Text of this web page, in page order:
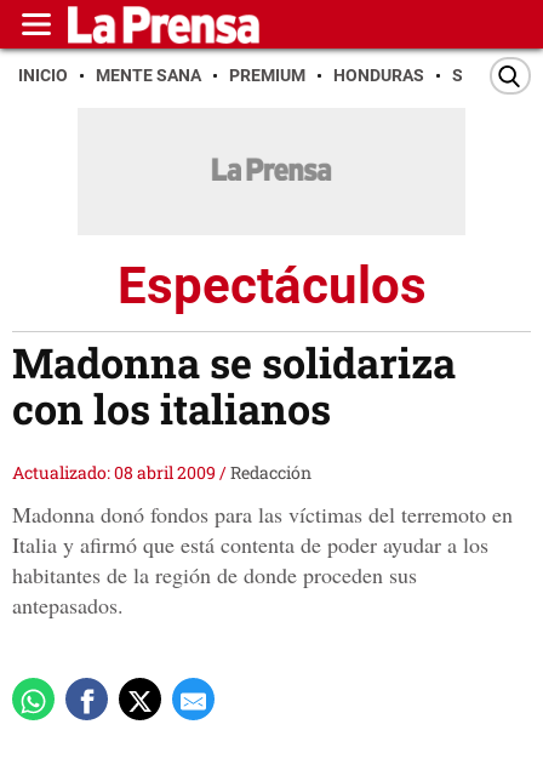
INICIO MENTE SANA PREMIUM HONDURAS SAN PEDRO
Espectáculos
Madonna se solidariza
con los italianos
Actualizado: 08 abril 2009 /Redacción
Madonna donó fondos para las víctimas del terremoto en
Italia y afirmó que está contenta de poder ayudar a los
habitantes de la región de donde proceden sus
antepasados.